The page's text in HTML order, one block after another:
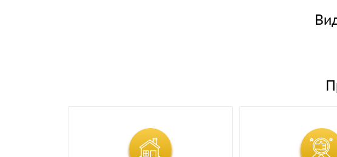
Мы принимаем платежи с сайта по следующим банковским